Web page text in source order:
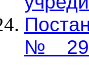
№